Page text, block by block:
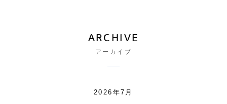
ARCHIVE
アーカイブ
2026年7月